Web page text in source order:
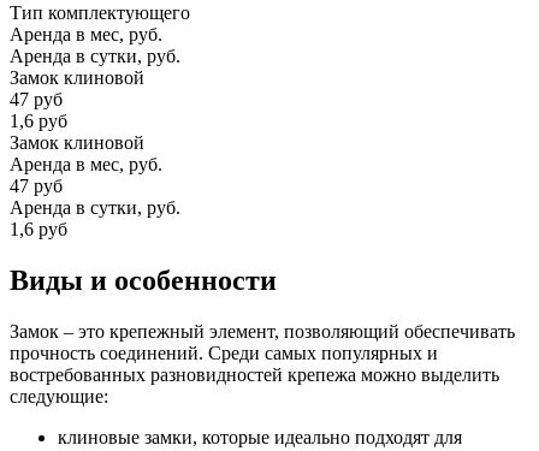
Тип комплектующего
Аренда в мес, руб.
Аренда в сутки, руб.
Замок клиновой
47 руб
1,6 руб
Замок клиновой
Аренда в мес, руб.
47 руб
Аренда в сутки, руб.
1,6 руб
Виды и особенности
Замок – это крепежный элемент, позволяющий обеспечивать
прочность соединений. Среди самых популярных и
востребованных разновидностей крепежа можно выделить
следующие:
клиновые замки, которые идеально подходят для